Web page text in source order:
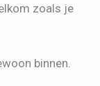
zoals je
binnen.